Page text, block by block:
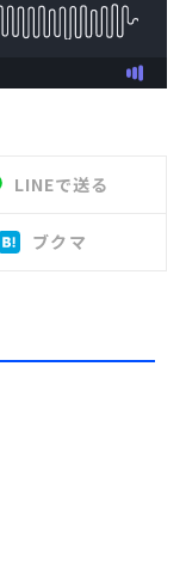
LINEで送る
ブクマ